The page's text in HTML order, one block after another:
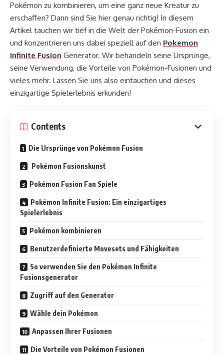
Pokémon zu kombinieren, um eine ganz neue Kreatur zu
erschaffen? Dann sind Sie hier genau richtig! In diesem
Artikel tauchen wir tief in die Welt der Pokémon-Fusion ein
und konzentrieren uns dabei speziell auf den Pokemon
Infinite Fusion Generator. Wir behandeln seine Ursprünge,
seine Verwendung, die Vorteile von Pokémon-Fusionen und
vieles mehr. Lassen Sie uns also eintauchen und dieses
einzigartige Spielerlebnis erkunden!
Contents
Die Ursprünge von Pokémon Fusion
Pokémon Fusionskunst
Pokémon Fusion Fan Spiele
Pokémon Infinite Fusion: Ein einzigartiges
Spielerlebnis
Pokémon kombinieren
Benutzerdefinierte Movesets und Fähigkeiten
So verwenden Sie den Pokémon Infinite
Fusionsgenerator
Zugriff auf den Generator
Wähle dein Pokémon
Anpassen Ihrer Fusionen
Die Vorteile von Pokémon Fusionen